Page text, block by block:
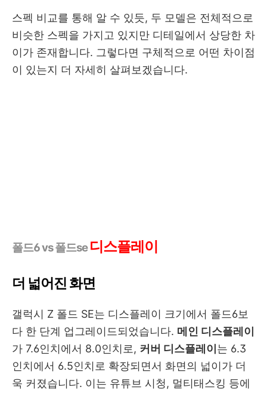
스펙 비교를 통해 알 수 있듯, 두 모델은 전체적으로
비슷한 스펙을 가지고 있지만 디테일에서 상당한 차
이가 존재합니다. 그렇다면 구체적으로 어떤 차이점
이 있는지 더 자세히 살펴보겠습니다.
폴드6 vs 폴드se 디스플레이
더 넓어진 화면
갤럭시 Z 폴드 SE는 디스플레이 크기에서 폴드6보
다 한 단계 업그레이드되었습니다. 메인 디스플레이
가 7.6인치에서 8.0인치로, 커버 디스플레이는 6.3
인치에서 6.5인치로 확장되면서 화면의 넓이가 더
욱 커졌습니다. 이는 유튜브 시청, 멀티태스킹 등에